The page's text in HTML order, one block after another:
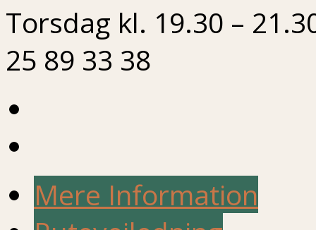
Torsdag kl. 19.30 –
25 89 33 38
Mere Information